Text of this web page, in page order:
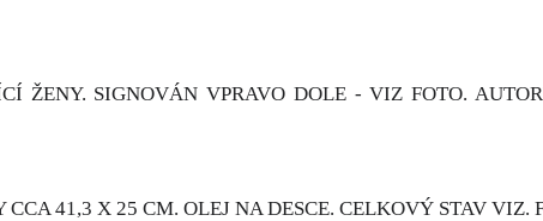
ŽENY. SIGNOVÁN VPRAVO DOLE - VIZ FOTO.
41,3 X 25 CM. OLEJ NA DESCE. CELKOVÝ STAV VIZ.